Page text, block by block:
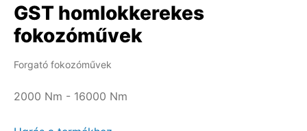
GST homlokkerekes
fokozóművek
Forgató fokozóművek
2000 Nm - 16000 Nm